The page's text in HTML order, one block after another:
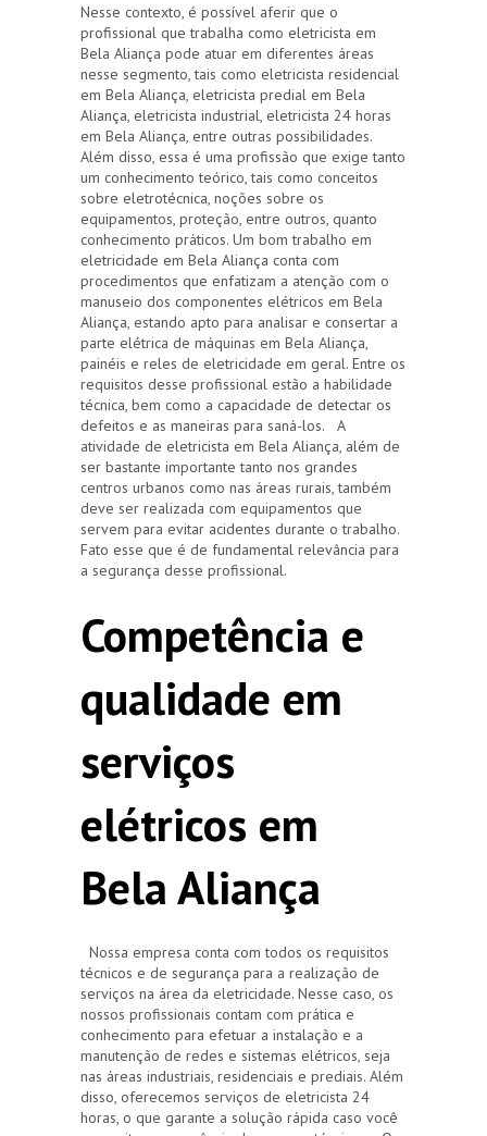
Nesse contexto, é possível aferir que o
profissional que trabalha como eletricista em
Bela Aliança pode atuar em diferentes áreas
nesse segmento, tais como eletricista residencial
em Bela Aliança, eletricista predial em Bela
Aliança, eletricista industrial, eletricista 24 horas
em Bela Aliança, entre outras possibilidades.
Além disso, essa é uma profissão que exige tanto
um conhecimento teórico, tais como conceitos
sobre eletrotécnica, noções sobre os
equipamentos, proteção, entre outros, quanto
conhecimento práticos. Um bom trabalho em
eletricidade em Bela Aliança conta com
procedimentos que enfatizam a atenção com o
manuseio dos componentes elétricos em Bela
Aliança, estando apto para analisar e consertar a
parte elétrica de máquinas em Bela Aliança,
painéis e reles de eletricidade em geral. Entre os
requisitos desse profissional estão a habilidade
técnica, bem como a capacidade de detectar os
defeitos e as maneiras para saná-los. A
atividade de eletricista em Bela Aliança, além de
ser bastante importante tanto nos grandes
centros urbanos como nas áreas rurais, também
deve ser realizada com equipamentos que
servem para evitar acidentes durante o trabalho.
Fato esse que é de fundamental relevância para
a segurança desse profissional.
Competência e
qualidade em
serviços
elétricos em
Bela Aliança
Nossa empresa conta com todos os requisitos
técnicos e de segurança para a realização de
serviços na área da eletricidade. Nesse caso, os
nossos profissionais contam com prática e
conhecimento para efetuar a instalação e a
manutenção de redes e sistemas elétricos, seja
nas áreas industriais, residenciais e prediais. Além
disso, oferecemos serviços de eletricista 24
horas, o que garante a solução rápida caso você